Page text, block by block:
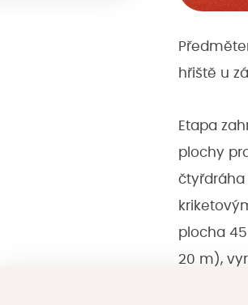
hřiště u
Etapa
plochy
čtyřdráha
plocha
20 m),
příprava